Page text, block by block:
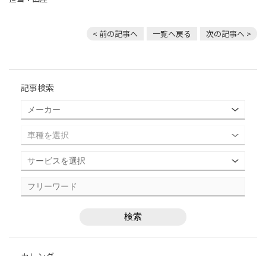
< 前の記事へ 一覧へ戻る 次の記事へ >
記事検索